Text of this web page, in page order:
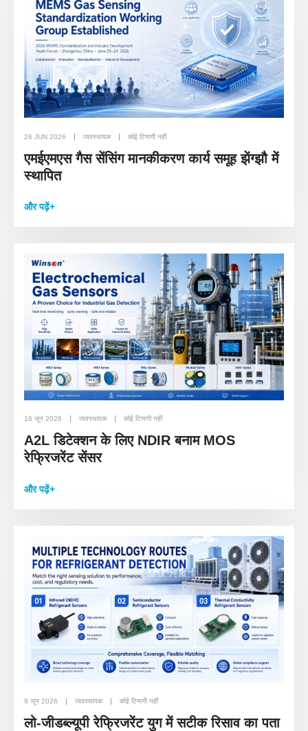
26 JUN 2026 व्यवस्थापक कोई टिप्पणी नहीं
एमईएमएस गैस सेंसिंग मानकीकरण कार्य समूह झेंग्झौ में
स्थापित
और पढ़ें+
16 जून 2026 व्यवस्थापक कोई टिप्पणी नहीं
A2L डिटेक्शन के लिए NDIR बनाम MOS
रेफ्रिजरेंट सेंसर
और पढ़ें+
9 जून 2026 व्यवस्थापक कोई टिप्पणी नहीं
लो-जीडब्ल्यूपी रेफ्रिजरेंट युग में सटीक रिसाव का पता